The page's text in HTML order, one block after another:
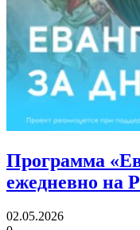
Программа
ежедневно на
02.05.2026